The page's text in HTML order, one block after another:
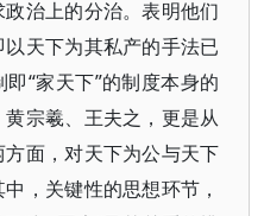
治上的分治。表明他们
天下为其私产的手法已
“家天下”的制度本身的
宗羲、王夫之，更是从
面，对天下为公与天下
，关键性的思想环节，